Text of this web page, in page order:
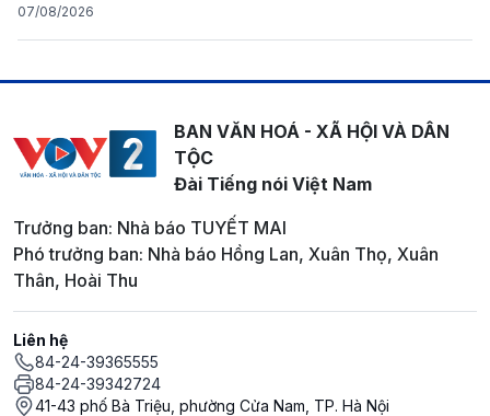
07/08/2026
BAN VĂN HOÁ - XÃ HỘI VÀ DÂN
TỘC
Đài Tiếng nói Việt Nam
Trưởng ban: Nhà báo TUYẾT MAI
Phó trưởng ban: Nhà báo Hồng Lan, Xuân Thọ, Xuân
Thân, Hoài Thu
Liên hệ
84-24-39365555
84-24-39342724
41-43 phố Bà Triệu, phường Cửa Nam, TP. Hà Nội